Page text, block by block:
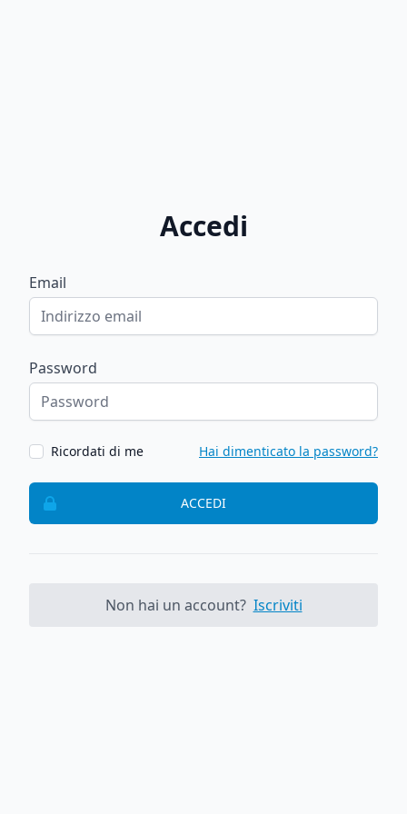
Accedi
Email
Password
Ricordati di me Hai dimenticato la password?
ACCEDI
Non hai un account? Iscriviti